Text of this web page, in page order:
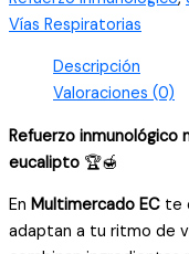
Adulto
-
Refuerzo
Inmunológico
Vías
Respiratorias
130
Gomitas
Vías Respiratorias
Descripción
Valoraciones (0)
Refuerzo
eucalipto 🏆🍯
En Multimercado EC te
adaptan a tu ritmo de